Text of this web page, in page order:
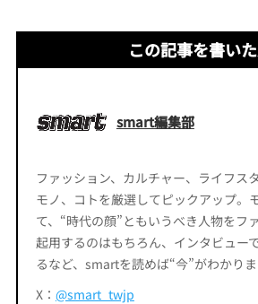
この記事を書い
smart編集部
ファッション、カルチャー、ライフス
モノ、コトを厳選してピックアップ。
て、“時代の顔”ともいうべき人物をフ
起用するのはもちろん、インタビュー
るなど、smartを読めば“今”がわかりま
X： @smart_twjp